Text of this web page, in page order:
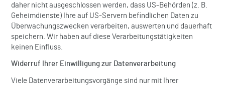
daher nicht ausgeschlossen werden, dass US-Behörden (z. B.
Geheimdienste) Ihre auf US-Servern befindlichen Daten zu
Überwachungszwecken verarbeiten, auswerten und dauerhaft
speichern. Wir haben auf diese Verarbeitungstätigkeiten
keinen Einfluss.
Widerruf Ihrer Einwilligung zur Datenverarbeitung
Viele Datenverarbeitungsvorgänge sind nur mit Ihrer